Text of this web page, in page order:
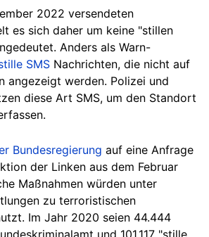
2022 versendeten
es sich daher um keine "stillen
Anders als Warn-
SMS Nachrichten, die nicht auf
angezeigt werden. Polizei und
diese Art SMS, um den Standort
Bundesregierung auf eine Anfrage
der Linken aus dem Februar
Maßnahmen würden unter
zu terroristischen
Im Jahr 2020 seien 44.444